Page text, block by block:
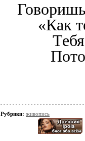
«Как
Рубрики: живопись